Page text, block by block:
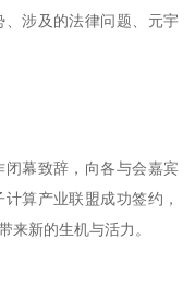
涉及的法律问题、元宇
闭幕致辞，向各与会嘉宾
算产业联盟成功签约，
来新的生机与活力。